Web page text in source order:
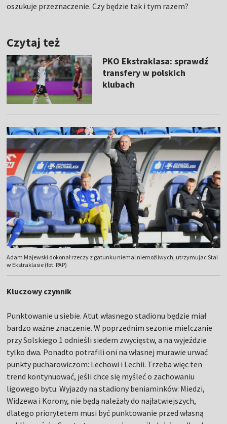
oszukuje przeznaczenie. Czy będzie tak i tym razem?
Czytaj też
PKO Ekstraklasa: sprawdź
transfery w polskich
klubach
Adam Majewski dokonał rzeczy z gatunku niemal niemożliwych, utrzymujac Stal
w Ekstraklasie (fot. PAP)
Kluczowy czynnik
Punktowanie u siebie. Atut własnego stadionu będzie miał
bardzo ważne znaczenie. W poprzednim sezonie mielczanie
przy Solskiego 1 odnieśli siedem zwycięstw, a na wyjeździe
tylko dwa. Ponadto potrafili oni na własnej murawie urwać
punkty pucharowiczom: Lechowi i Lechii. Trzeba więc ten
trend kontynuować, jeśli chce się myśleć o zachowaniu
ligowego bytu. Wyjazdy na stadiony beniaminków: Miedzi,
Widzewa i Korony, nie będą należały do najłatwiejszych,
dlatego priorytetem musi być punktowanie przed własną